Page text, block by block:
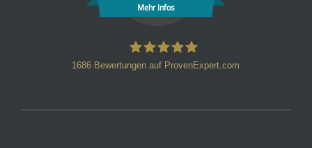
Mehr Infos
1686 Bewertungen auf ProvenExpert.com